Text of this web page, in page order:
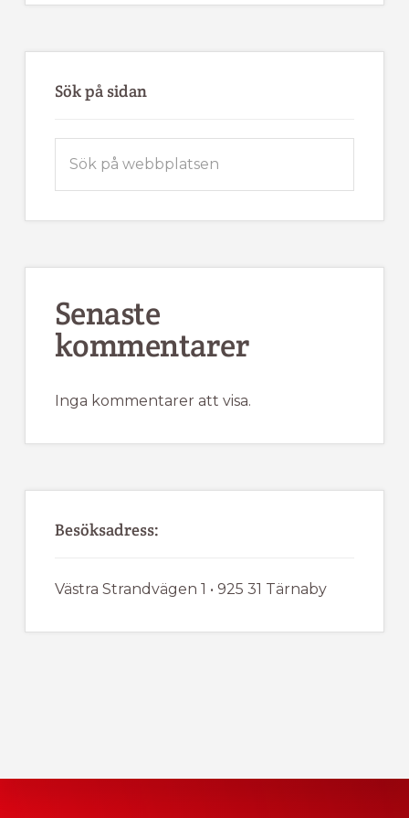
IN
Sök på sidan
Senaste
kommentarer
Inga kommentarer att visa.
Besöksadress:
Västra Strandvägen 1 • 925 31 Tärnaby